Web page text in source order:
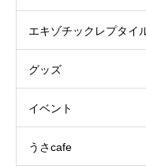
エキゾチックレプタイ
グッズ
イベント
うさcafe